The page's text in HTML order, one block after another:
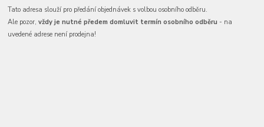
Tato adresa slouží pro předání objednávek s volbou osobního odběru.
Ale pozor,vždy je nutné předem domluvit termín osobního odběru - na
uvedené adrese není prodejna!